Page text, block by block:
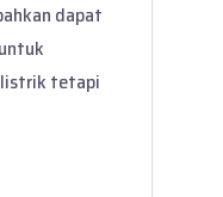
dapat
listrik tetapi